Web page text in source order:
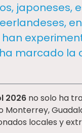
japoneses,
marcado la
2026 no solo ha
Monterrey,
locales y